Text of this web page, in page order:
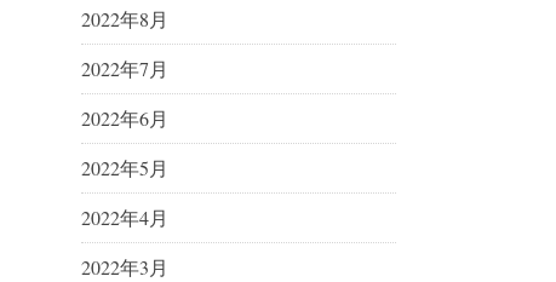
2022年8月
2022年7月
2022年6月
2022年5月
2022年4月
2022年3月